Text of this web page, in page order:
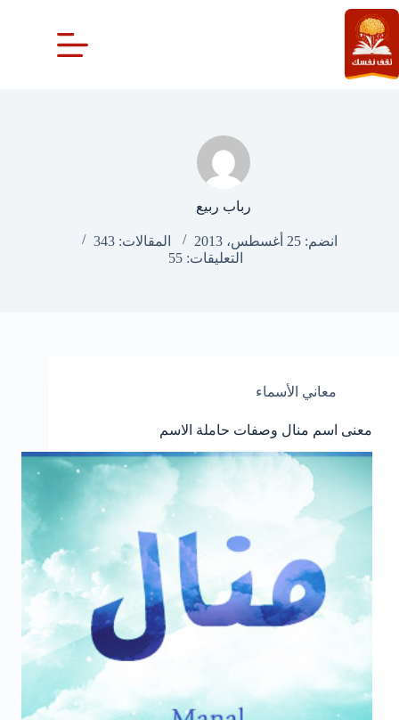
التجاوز
إلى
المحتوى
رباب ربيع
انضم: 25 أغسطس، 2013
المقالات: 343
التعليقات: 55
معاني الأسماء
معنى اسم منال وصفات حاملة الاسم